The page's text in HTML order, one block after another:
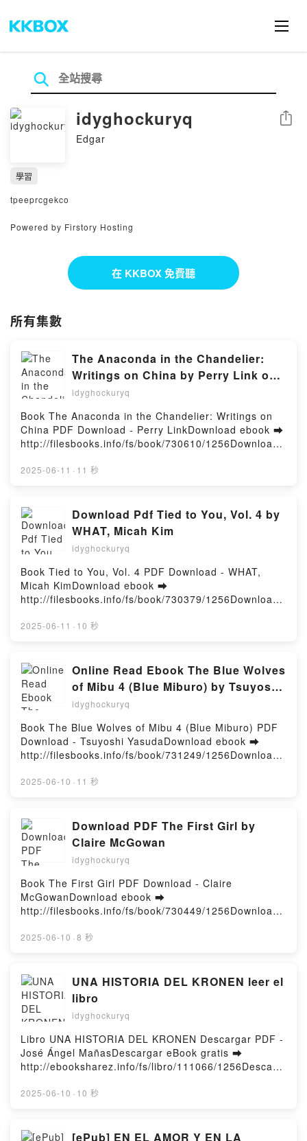
idyghockuryq
Edgar
分享
學習
tpeeprcgekco
Powered by Firstory Hosting
在 KKBOX 免費聽
所有集數
The Anaconda in the Chandelier:
Writings on China by Perry Link on
Audiobook New
idyghockuryq
Book The Anaconda in the Chandelier: Writings on
China PDF Download - Perry LinkDownload ebook ➡
http://filesbooks.info/fs/book/730610/1256Download
Writings on China Free Book (PDF ePub Mobi) by
Chandelier: Writings on China Perry Link Epub, The
Anaconda in the Chandelier: Writings on China Perry
Link Read Online, The Anaconda in the Chandelier:
Writings on China Perry Link Audiobook, The
Anaconda in the Chandelier: Writings on China Perry
Link VK, The Anaconda in the Chandelier: Writings
on China Perry Link Kindle, The Anaconda in the
Chandelier: Writings on China Perry Link Epub VK,
The Anaconda in the Chandelier: Writings on China
2025-06-11 · 11 秒
Download Pdf Tied to You, Vol. 4 by
WHAT, Micah Kim
idyghockuryq
Book Tied to You, Vol. 4 PDF Download - WHAT,
Micah KimDownload ebook ➡
http://filesbooks.info/fs/book/730379/1256Download
ePub Mobi) by WHAT, Micah KimTied to You, Vol. 4
Kim Read Online, Tied to You, Vol. 4 WHAT, Micah
Kim Audiobook, Tied to You, Vol. 4 WHAT, Micah Kim
VK, Tied to You, Vol. 4 WHAT, Micah Kim Kindle,
Tied to You, Vol. 4 WHAT, Micah Kim Epub VK, Tied
to You, Vol. 4 WHAT, Micah Kim Free
DownloadPowered by Firstory Hosting
2025-06-11 · 10 秒
Online Read Ebook The Blue Wolves
of Mibu 4 (Blue Miburo) by Tsuyoshi
Yasuda
idyghockuryq
Book The Blue Wolves of Mibu 4 (Blue Miburo) PDF
Download - Tsuyoshi YasudaDownload ebook ➡
http://filesbooks.info/fs/book/731249/1256Download
Miburo) Free Book (PDF ePub Mobi) by Tsuyoshi
(Blue Miburo) Tsuyoshi Yasuda Epub, The Blue
Wolves of Mibu 4 (Blue Miburo) Tsuyoshi Yasuda
Read Online, The Blue Wolves of Mibu 4 (Blue
Miburo) Tsuyoshi Yasuda Audiobook, The Blue
Wolves of Mibu 4 (Blue Miburo) Tsuyoshi Yasuda VK,
The Blue Wolves of Mibu 4 (Blue Miburo) Tsuyoshi
Yasuda Kindle, The Blue Wolves of Mibu 4 (Blue
Miburo) Tsuyoshi Yasuda Epub VK, The Blue Wolves
of Mibu 4 (Blue Miburo) Tsuyoshi Yasuda Free
2025-06-10 · 11 秒
Download PDF The First Girl by
Claire McGowan
idyghockuryq
Book The First Girl PDF Download - Claire
McGowanDownload ebook ➡
http://filesbooks.info/fs/book/730449/1256Download
Mobi) by Claire McGowanThe First Girl Claire
First Girl Claire McGowan Audiobook, The First Girl
Claire McGowan VK, The First Girl Claire McGowan
Kindle, The First Girl Claire McGowan Epub VK, The
First Girl Claire McGowan Free DownloadPowered by
Firstory Hosting
2025-06-10 · 8 秒
UNA HISTORIA DEL KRONEN leer el
libro
idyghockuryq
Libro UNA HISTORIA DEL KRONEN Descargar PDF -
José Ángel MañasDescargar eBook gratis ➡
http://ebooksharez.info/fs/libro/111066/1256Descarg
gratuito (PDF ePub Mobi) de José Ángel Mañas.UNA
Epub, UNA HISTORIA DEL KRONEN José Ángel
2025-06-10 · 10 秒
[ePub] EN EL AMOR Y EN LA